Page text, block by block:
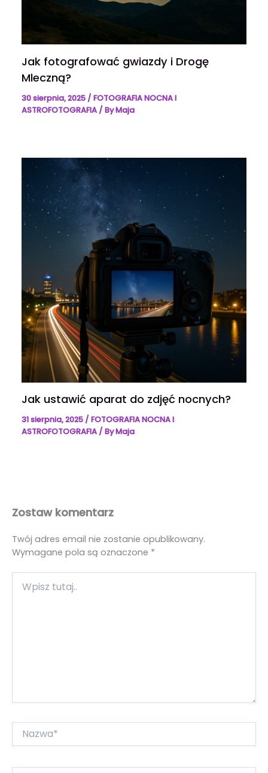
Jak fotografować gwiazdy i Drogę
Mleczną?
30 sierpnia, 2025 /FOTOGRAFIA NOCNA I
ASTROFOTOGRAFIA / ByMaja
Jak ustawić aparat do zdjęć nocnych?
31 sierpnia, 2025 /FOTOGRAFIA NOCNA I
ASTROFOTOGRAFIA / ByMaja
Zostaw komentarz
Twój adres email nie zostanie opublikowany.
Wymagane pola są oznaczone *
tutaj..